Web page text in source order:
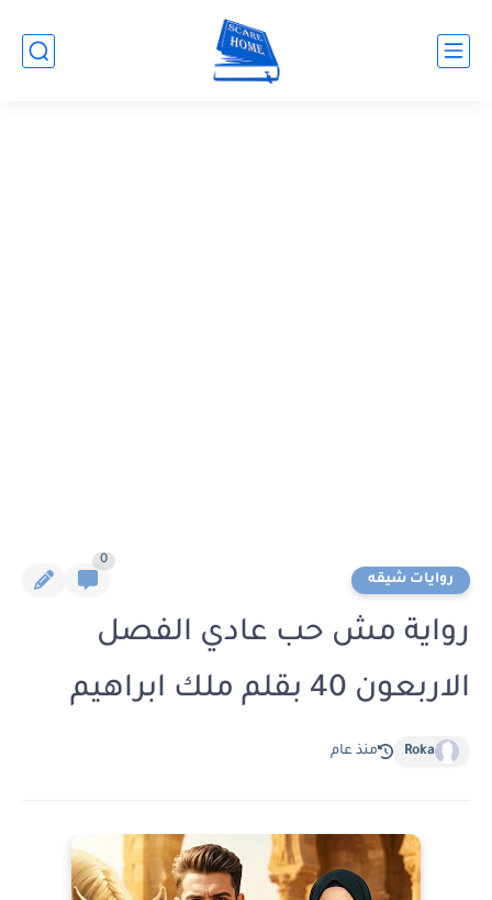
روايات شيقه
0
رواية مش حب عادي الفصل
الاربعون 40 بقلم ملك ابراهيم
Roka منذ عام